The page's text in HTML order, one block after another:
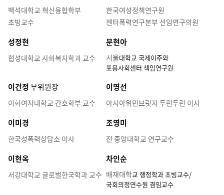
백석대학교 혁신융합학부
초빙교수
한국여성정책연구원
젠터폭력연구본부 선임연구의원
성정현
협성대학교 사회복지학과 교수
문현아
서울대학교 국제이주와
포용사회센터 책임연구원
이건정부위원장
이화여자대학교 간호학부 교수
이명선
아시아위민브릿지 두런두런 이사
이미경
한국성폭력상담소 이사
조영미
전 중앙대학교 연구교수
이현옥
서강대학교 글로벌한국학과 교수
차인순
배재대학교 행정학과 초빙교수/
국회의정연수원 겸임교수